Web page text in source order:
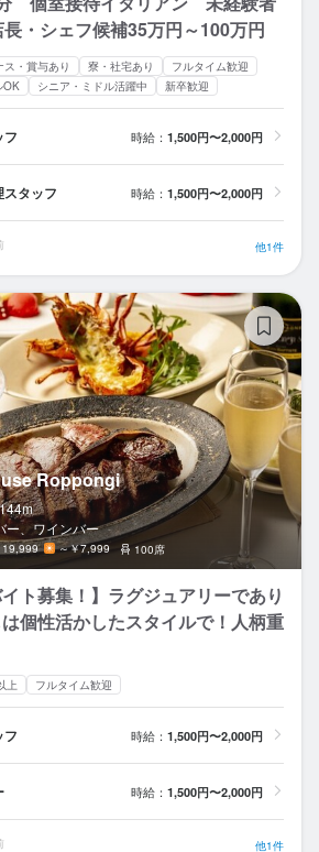
・シェフ候補35万円～100万円
ス・賞与あり 寮・社宅あり
フルタイム歓迎
OK シニア・ミドル活躍中 新卒歓迎
フ 時給： 1,500円〜2,000円
タッフ 時給： 1,500円〜2,000円
他1件
Roppongi
144m
ー、ワインバー
19,999 ～￥7,999 100席
ト募集！】ラグジュアリーであり
個性活かしたスタイルで！人柄重
上 フルタイム歓迎
フ 時給： 1,500円〜2,000円
時給： 1,500円〜2,000円
他1件